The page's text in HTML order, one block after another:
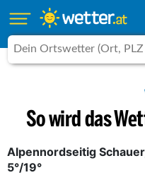
So wird das
Alpennordseitig
5°/19°